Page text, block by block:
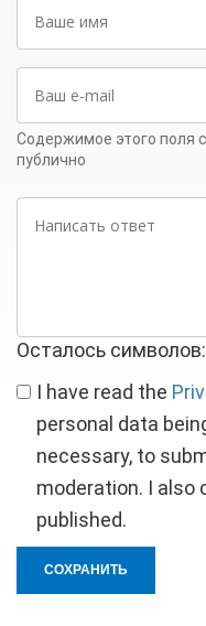
имя
mail
Содержимое этого поля
публично
ответ
Осталось символов:
I have read the
personal data
necessary, to
moderation. I also
published.
СОХРАНИТЬ